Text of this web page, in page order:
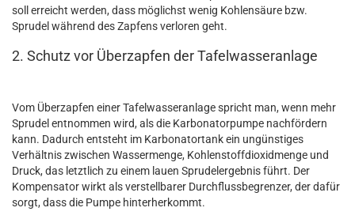
soll erreicht werden, dass möglichst wenig Kohlensäure bzw.
Sprudel während des Zapfens verloren geht.
2. Schutz vor Überzapfen der Tafelwasseranlage
Vom Überzapfen einer Tafelwasseranlage spricht man, wenn mehr
Sprudel entnommen wird, als die Karbonatorpumpe nachfördern
kann. Dadurch entsteht im Karbonatortank ein ungünstiges
Verhältnis zwischen Wassermenge, Kohlenstoffdioxidmenge und
Druck, das letztlich zu einem lauen Sprudelergebnis führt. Der
Kompensator wirkt als verstellbarer Durchflussbegrenzer, der dafür
sorgt, dass die Pumpe hinterherkommt.